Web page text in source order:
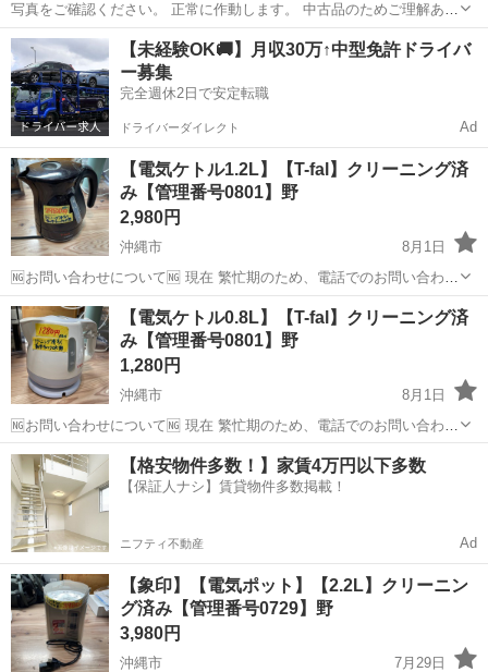
写真をご確認ください。 正常に作動します。 中古品のためご理解ある
方よろしくお願いします。 取りに来ていただける方よろしくお願いし
ます。
沖縄 中頭郡 てだこ浦西駅 キッチン家電
【未経験OK🚚】月収30万↑中型免許ドライバ
ー募集
完全週休2日で安定転職
ドライバーダイレクト Ad
【電気ケトル1.2L】【T-fal】クリーニング済
み【管理番号0801】野
2,980円
沖縄市
8月1日
🆖お問い合わせについて🆖 現在 繁忙期のため、電話でのお問い合わせ
はお控えください。 ❌⚠お取り置き不可⚠❌ ご来店いただき、全額決
済していただいたお客様を優先としております。 お取り置き、保管は
対応ができません。 ...
沖縄 沖縄市 キッチン家電 電気ケトル
【電気ケトル0.8L】【T-fal】クリーニング済
み【管理番号0801】野
1,280円
沖縄市
8月1日
🆖お問い合わせについて🆖 現在 繁忙期のため、電話でのお問い合わせ
はお控えください。 ❌⚠お取り置き不可⚠❌ ご来店いただき、全額決
済していただいたお客様を優先としております。 お取り置き、保管は
対応ができません。 ...
沖縄 沖縄市 キッチン家電 電気ケトル
【格安物件多数！】家賃4万円以下多数
【保証人ナシ】賃貸物件多数掲載！
ニフティ不動産 Ad
【象印】【電気ポット】【2.2L】クリーニン
グ済み【管理番号0729】野
3,980円
沖縄市 7月29日